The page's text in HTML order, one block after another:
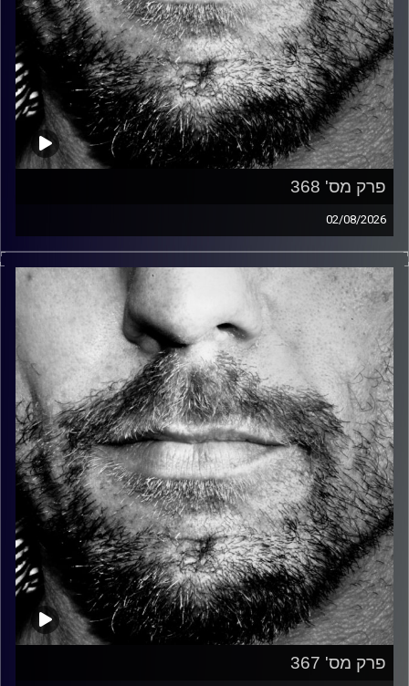
פרק מס' 368
02/08/2026
זיפים, מוזיקה מחוספסת של הופעות חיות. הרבה ג'אם, רוק,
בלוז, bluegrass, ג'אז, Fאנק, פרוגרסיב ואפילו אלקטרוניקה.
כל מה שחי, אמיתי ונושם.
עם שמוליק רגב.
קרדיט תמונות: David Goehring
פרק מס' 367